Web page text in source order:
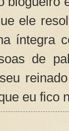
ele
íntegra
de
eu fico